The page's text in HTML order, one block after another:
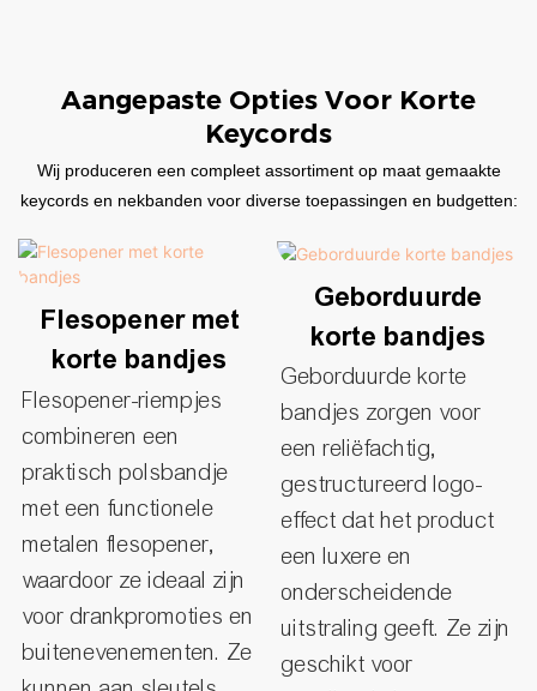
Aangepaste Opties Voor Korte
Keycords
Wij produceren een compleet assortiment op maat gemaakte
keycords en nekbanden voor diverse toepassingen en budgetten:
Flesopener met
korte bandjes
Flesopener-riempjes
combineren een
praktisch polsbandje
met een functionele
metalen flesopener,
waardoor ze ideaal zijn
voor drankpromoties en
buitenevenementen. Ze
Geborduurde
korte bandjes
Geborduurde korte
bandjes zorgen voor
een reliëfachtig,
gestructureerd logo-
effect dat het product
een luxere en
onderscheidende
uitstraling geeft. Ze zijn
geschikt voor